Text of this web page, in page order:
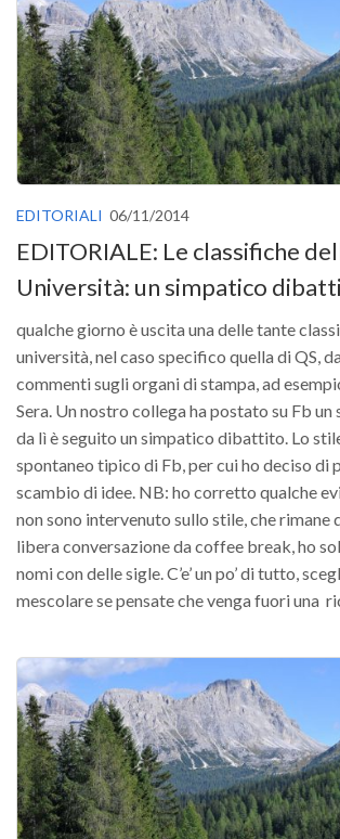
Versamento Quote di Iscrizione
Gruppi di Lavoro
Lista dei Gruppi di Lavoro SISEF
GdL Inquinamento e Foreste
GdL Terpeni in Ecologia
GdL Ecologia del Suolo
GdL Pianificazione Forestale
GdL Geomatica Forestale
GdL Filiera del legno
GdL Gestione Incendi Boschivi
GdL Verde Urbano
GdL Comunicazione Forestale
GdL Foreste, Mitigazione,
GdL Boschi Vetusti
GdL “TreeTalkers”
GdL Boschi Cedui
News
Post Recenti
EDITORIALI 06/11/2014
EDITORIALE: Le classifiche
Università: un simpatico
qualche giorno è uscita una delle tante
università, nel caso specifico quella di QS,
commenti sugli organi di stampa, ad
Sera. Un nostro collega ha postato su Fb un
da lì è seguito un simpatico dibattito. Lo
spontaneo tipico di Fb, per cui ho deciso di
scambio di idee. NB: ho corretto qualche
non sono intervenuto sullo stile, che rimane
libera conversazione da coffee break, ho
nomi con delle sigle. C’e’ un po’ di tutto,
mescolare se pensate che venga fuori una